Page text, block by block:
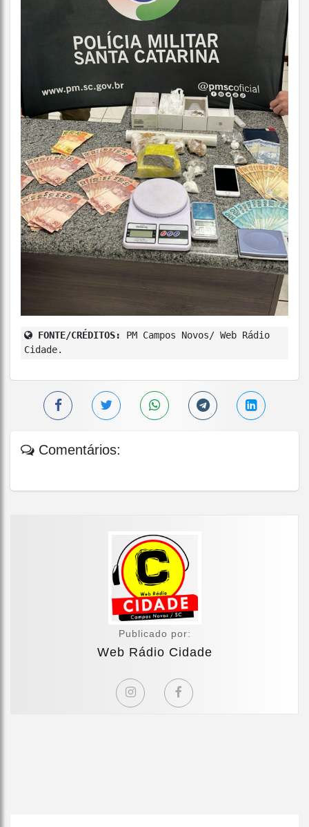
FONTE/CRÉDITOS:
PM Campos Novos/ Web Rádio
Cidade.
Comentários:
Publicado por:
Web Rádio Cidade